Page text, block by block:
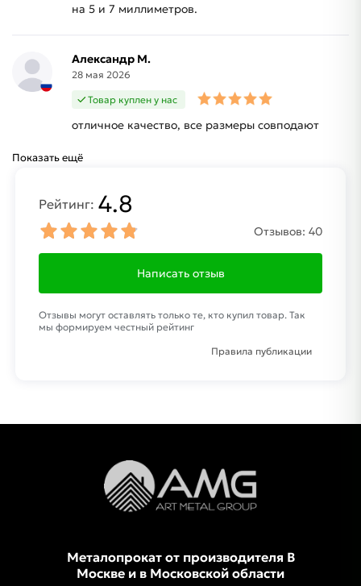
на 5 и 7 миллиметров.
Александр М.
28 мая 2026
Товар куплен у нас
отличное качество, все размеры совподают
Показать ещё
Рейтинг: 4.8
Отзывов: 40
Написать отзыв
Отзывы могут оставлять только те, кто купил товар. Так
мы формируем честный рейтинг
Правила публикации
Металопрокат от производителя В
Москве и в Московской области